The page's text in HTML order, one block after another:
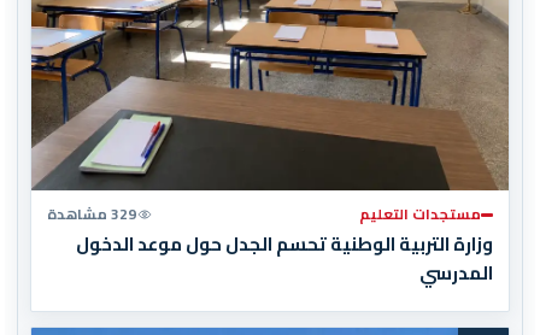
مستجدات التعليم 329 مشاهدة
وزارة التربية الوطنية تحسم الجدل حول موعد الدخول
المدرسي